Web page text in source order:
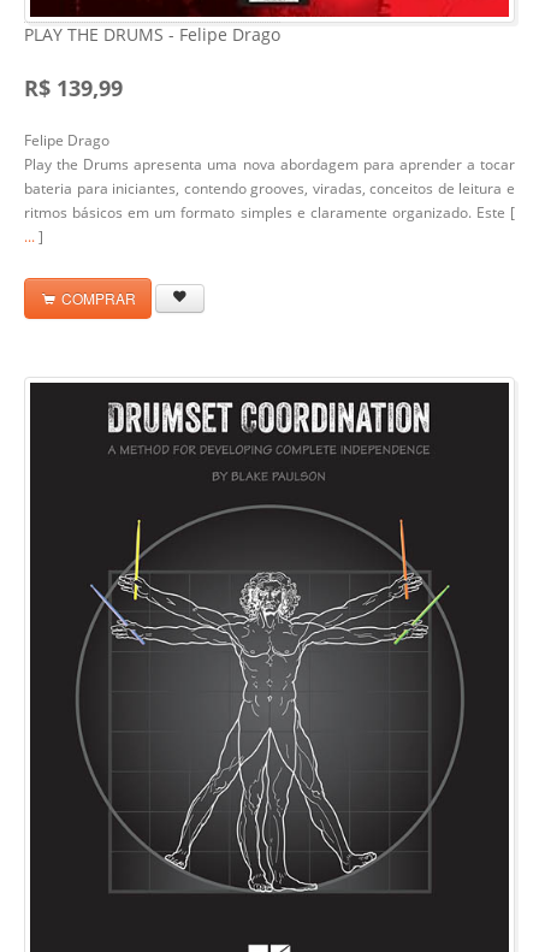
PLAY THE DRUMS - Felipe Drago
R$ 139,99
Felipe Drago
Play the Drums apresenta uma nova abordagem para aprender a tocar
bateria para iniciantes, contendo grooves, viradas, conceitos de leitura e
ritmos básicos em um formato simples e claramente organizado. Este [
...]
COMPRAR